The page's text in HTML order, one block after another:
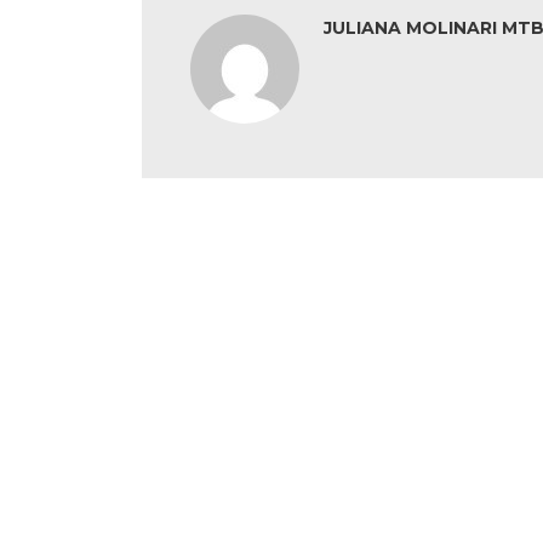
JULIANA MOLINARI